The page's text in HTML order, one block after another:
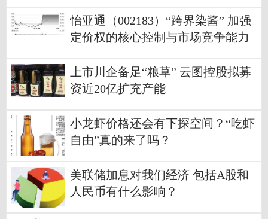
怡亚通（002183）“跨界染酱” 加强
定价权的核心控制与市场竞争能力
上市川企备足“粮草” 云图控股拟募
资近20亿扩充产能
小龙虾价格还会有下探空间？“吃虾
自由”真的来了吗？
美联储加息对我们经济 包括A股和
人民币有什么影响？